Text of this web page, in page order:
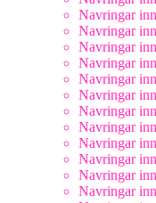
Navringar
Navringar
Navringar
Navringar
Navringar
Navringar
Navringar
Navringar
Navringar
Navringar
Navringar
Navringar